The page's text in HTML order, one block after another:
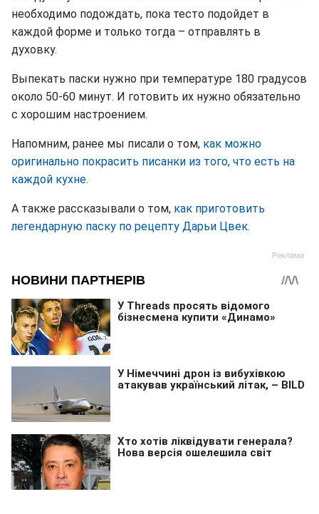
необходимо подождать, пока тесто подойдет в
каждой форме и только тогда – отправлять в
духовку.
Выпекать паски нужно при температуре 180 градусов
около 50-60 минут. И готовить их нужно обязательно
с хорошим настроением.
Напомним, ранее мы писали о том, как можно
оригинально покрасить писанки из того, что есть на
каждой кухне.
А также рассказывали о том, как приготовить
легендарную паску по рецепту Дарьи Цвек.